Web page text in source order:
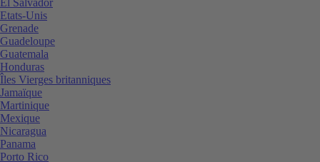
Etats-Unis
Grenade
Guadeloupe
Guatemala
Honduras
Îles Vierges britanniques
Jamaïque
Martinique
Mexique
Nicaragua
Panama
Porto Rico